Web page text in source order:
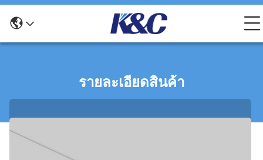
รายละเอียดสินค้า